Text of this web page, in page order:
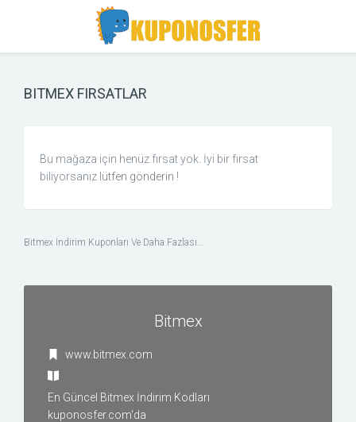
navigation
BITMEX FIRSATLAR
Bu mağaza için henüz fırsat yok. İyi bir fırsat
biliyorsanız lütfen gönderin !
Bitmex İndirim Kuponları Ve Daha Fazlası...
Bitmex
www.bitmex.com
En Güncel Bitmex İndirim Kodları
kuponosfer.com'da